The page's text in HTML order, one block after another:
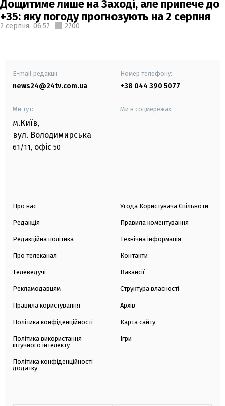
Дощитиме лише на Заході, але припече до
+35: яку погоду прогнозують на 2 серпня
2 серпня, 06:57 2700
E-mail редакції
news24@24tv.com.ua
Номер телефону:
+38 044 390 5077
Ми тут:
м.Київ,
вул. Володимирська
61/11, офіс 50
Ми в соцмережах:
Про нас
Редакція
Редакційна політика
Про телеканал
Телеведучі
Рекламодавцям
Правила користування
Політика конфіденційності
Політика використання
штучного інтелекту
Політика конфіденційності
додатку
Угода Користувача Спільноти
Правила коментування
Технічна інформація
Контакти
Вакансії
Структура власності
Архів
Карта сайту
Ігри